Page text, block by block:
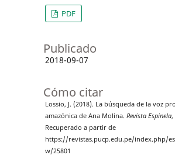
PDF
Publicado
2018-09-07
Cómo citar
Lossio, J. (2018). La búsqueda de la voz
amazónica de Ana Molina. Revista Espinela,
Recuperado a partir de
https://revistas.pucp.edu.pe/index.php/
w/25801